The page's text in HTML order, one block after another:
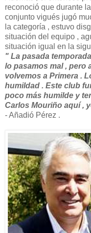
reconoció que durante
conjunto vigués jugó
la categoría , estuvo
situación del equipo ,
situación igual en la
" La pasada
lo pasamos mal , pero
volvemos a Primera .
humildad . Este club
poco más humilde y
Carlos Mouriño aquí ,
- Añadió Pérez .